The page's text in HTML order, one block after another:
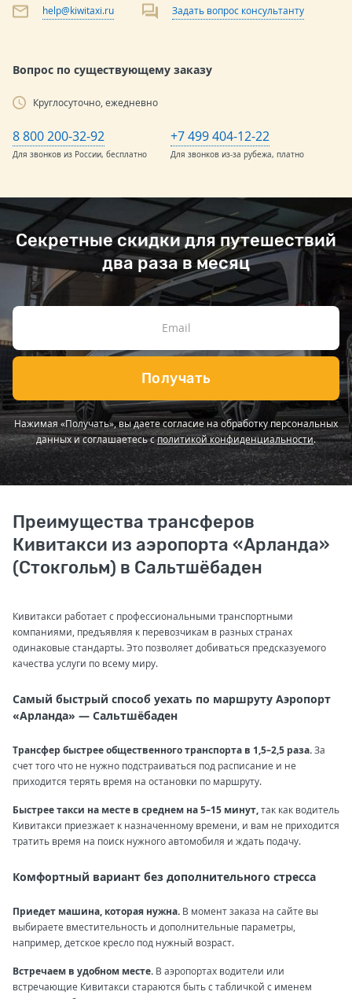
help@kiwitaxi.ru Задать вопрос консультанту
Вопрос по существующему заказу
Круглосуточно, ежедневно
8 800 200-32-92
Для звонков из России, бесплатно
+7 499 404-12-22
Для звонков из-за рубежа, платно
Секретные скидки для путешествий
два раза в месяц
Получать
Нажимая «Получать», вы даете согласие на обработку персональных
данных и соглашаетесь сполитикой конфиденциальности.
Преимущества трансферов
Кивитакси из аэропорта «Арланда»
(Стокгольм) в Сальтшёбаден
Кивитакси работает с профессиональными транспортными
компаниями, предъявляя к перевозчикам в разных странах
одинаковые стандарты. Это позволяет добиваться предсказуемого
качества услуги по всему миру.
Самый быстрый способ уехать по маршруту Аэропорт
«Арланда» — Сальтшёбаден
Трансфер быстрее общественного транспорта в 1,5–2,5 раза.За
счет того что не нужно подстраиваться под расписание и не
приходится терять время на остановки по маршруту.
Быстрее такси на месте в среднем на 5–15 минут,так как водитель
Кивитакси приезжает к назначенному времени, и вам не приходится
тратить время на поиск нужного автомобиля и ждать подачу.
Комфортный вариант без дополнительного стресса
Приедет машина, которая нужна. В момент заказа на сайте вы
выбираете вместительность и дополнительные параметры,
например, детское кресло под нужный возраст.
Встречаем в удобном месте. В аэропортах водители или
встречающие Кивитакси стараются быть с табличкой с именем